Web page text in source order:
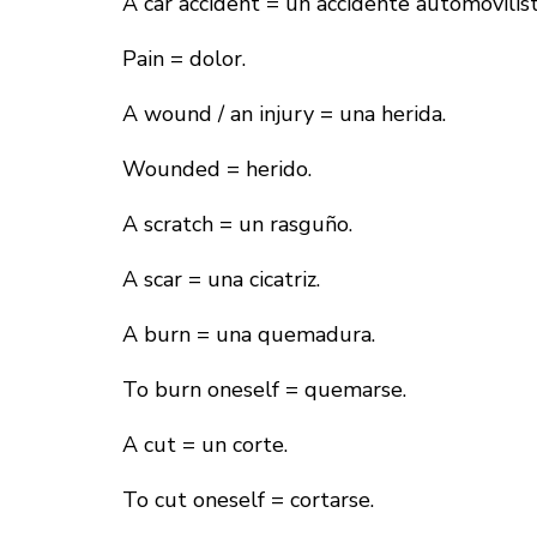
Pain = dolor.
A wound / an injury = una herida.
Wounded = herido.
A scratch = un rasguño.
A scar = una cicatriz.
A burn = una quemadura.
To burn oneself = quemarse.
A cut = un corte.
To cut oneself = cortarse.